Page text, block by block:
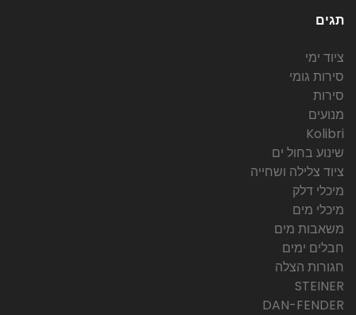
תגים
ציוד ימי
סירות גומי
סירות
מנועים
Kolibri
שינוע בחול ים
ציוד צלילה ושחייה
מיכלי דלק
מיכלי מים
משאבות מים
חבלים ימים
חגורות הצלה
STEINER
DAN-FENDER